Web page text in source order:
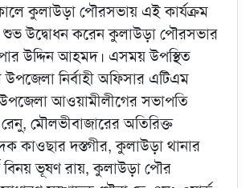
কুলাউড়া পৌরসভায় এই কার্যক্রম
শুভ উদ্বোধন করেন কুলাউড়া পৌরসভার
উদ্দিন আহমদ। এসময় উপস্থিত
নির্বাহী অফিসার এটিএম
আওয়ামীলীগের সভাপতি
মৌলভীবাজারের অতিরিক্ত
কাওছার দস্তগীর, কুলাউড়া থানার
বিনয় ভূষণ রায়, কুলাউড়া পৌর